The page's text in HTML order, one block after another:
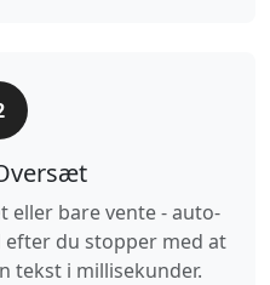
eller bare vente - auto-
du stopper med at
tekst i millisekunder.